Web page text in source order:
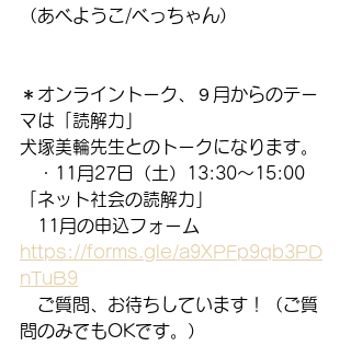
（あべようこ/べっちゃん）
＊オンライントーク、９月からのテー
マは「読解力」
犬塚美輪先生とのトークになります。
・11月27日（土）13:30～15:00
「ネット社会の読解力」
11月の申込フォーム
https://forms.gle/a9XPFp9qb3PD
nTuB9
ご質問、お待ちしています！（ご質
問のみでもOKです。）